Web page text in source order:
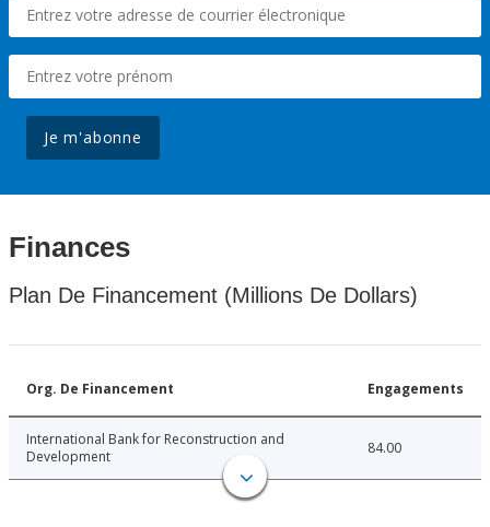
Je m'abonne
Finances
Plan De Financement (Millions De Dollars)
Org. De Financement Engagements
International Bank for Reconstruction and
Development
84.00